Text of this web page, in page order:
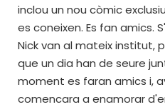
inclou un nou còmic
es coneixen. Es fan amics.
Nick van al mateix institut,
que un dia han de seure
moment es faran amics i,
comencara a enamorar